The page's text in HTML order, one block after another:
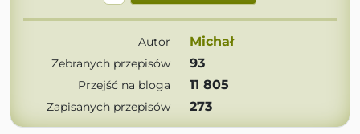
Autor Michał
Zebranych przepisów 93
Przejść na bloga 11 805
Zapisanych przepisów 273